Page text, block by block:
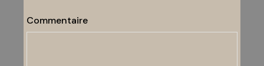
Commentaire